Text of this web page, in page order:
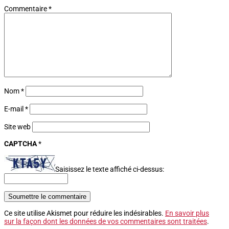
Commentaire*
Nom*
E-mail *
Site web
CAPTCHA*
Saisissez le texte affiché ci-dessus:
Soumettre le commentaire
Ce site utilise Akismet pour réduire les indésirables. En savoir plus
sur la façon dont les données de vos commentaires sont traitées.